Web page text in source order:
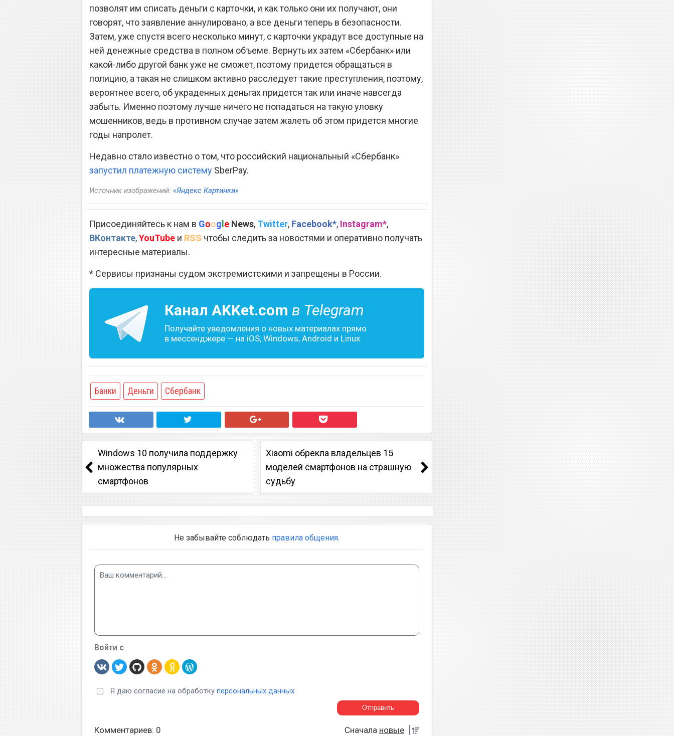
позволят им списать деньги с карточки, и как только они их получают, они
говорят, что заявление аннулировано, а все деньги теперь в безопасности.
Затем, уже спустя всего несколько минут, с карточки украдут все доступные на
ней денежные средства в полном объеме. Вернуть их затем «Сбербанк» или
какой-либо другой банк уже не сможет, поэтому придется обращаться в
полицию, а такая не слишком активно расследует такие преступления, поэтому,
вероятнее всего, об украденных деньгах придется так или иначе навсегда
забыть. Именно поэтому лучше ничего не попадаться на такую уловку
мошенников, ведь в противном случае затем жалеть об этом придется многие
годы напролет.
Недавно стало известно о том, что российский национальный «Сбербанк»
запустил платежную систему SberPay.
Источник изображений: «Яндекс Картинки»
Присоединяйтесь к нам в Google News, Twitter, Facebook*, Instagram*,
ВКонтакте,YouTube и RSS чтобы следить за новостями и оперативно получать
интересные материалы.
* Сервисы признаны судом экстремистскими и запрещены в России.
Канал AKKet.com в Telegram
Получайте уведомления о новых материалах прямо
в мессенджере — на iOS, Windows, Android и Linux.
Банки Деньги Сбербанк
Windows 10 получила поддержку
множества популярных
смартфонов
Xiaomi обрекла владельцев 15
моделей смартфонов на страшную
судьбу
Не забывайте соблюдать правила общения.
Войти с
Я даю согласие на обработку персональных данных
Комментариев: 0 Сначала новые